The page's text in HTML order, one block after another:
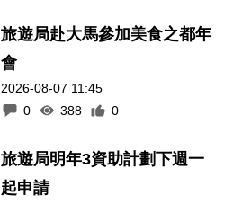
旅遊局赴大馬參加美食之都年
會
2026-08-07 11:45
0
388 0
旅遊局明年3資助計劃下週一
起申請